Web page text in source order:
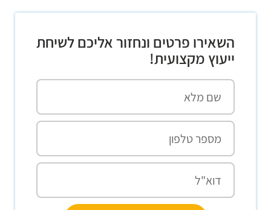
השאירו פרטים ונחזור אליכם לשיחת
ייעוץ מקצועית!